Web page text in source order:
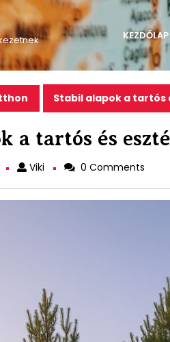
KEZDŐLAP
Stabil alapok a
a tartós és
Viki Viki 0 Comments